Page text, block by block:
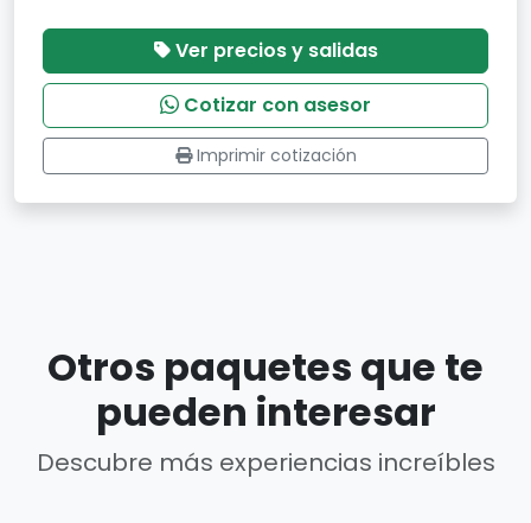
Ver precios y salidas
Cotizar con asesor
Imprimir cotización
Otros paquetes que te
pueden interesar
Descubre más experiencias increíbles